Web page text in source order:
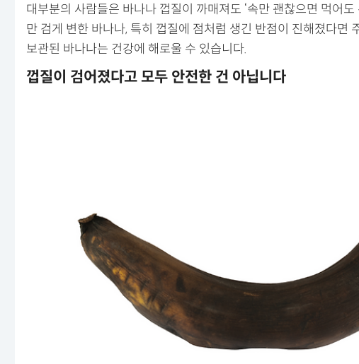
대부분의 사람들은 바나나 껍질이 까매져도 ‘속만 괜찮으면 먹어도
만 검게 변한 바나나, 특히 껍질에 점처럼 생긴 반점이 진해졌다면
보관된 바나나는 건강에 해로울 수 있습니다.
껍질이 검어졌다고 모두 안전한 건 아닙니다